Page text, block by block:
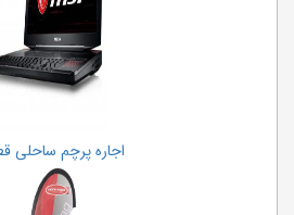
اجاره پرچم ساحلی